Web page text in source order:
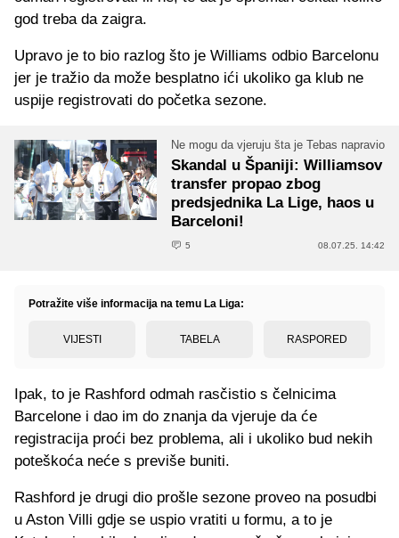
god treba da zaigra.
Upravo je to bio razlog što je Williams odbio Barcelonu
jer je tražio da može besplatno ići ukoliko ga klub ne
uspije registrovati do početka sezone.
Ne mogu da vjeruju šta je Tebas napravio
Skandal u Španiji: Williamsov
transfer propao zbog
predsjednika La Lige, haos u
Barceloni!
5 08.07.25. 14:42
Potražite više informacija na temu La Liga:
VIJESTI TABELA RASPORED
Ipak, to je Rashford odmah rasčistio s čelnicima
Barcelone i dao im do znanja da vjeruje da će
registracija proći bez problema, ali i ukoliko bud nekih
poteškoća neće s previše buniti.
Rashford je drugi dio prošle sezone proveo na posudbi
u Aston Villi gdje se uspio vratiti u formu, a to je